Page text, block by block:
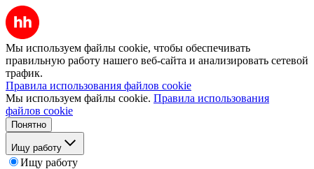
Мы используем файлы cookie, чтобы обеспечивать
правильную работу нашего веб-сайта и анализировать сетевой
трафик.
Правила использования файлов cookie
Мы используем файлы cookie. Правила использования
файлов cookie
Понятно
Ищу работу
Ищу работу